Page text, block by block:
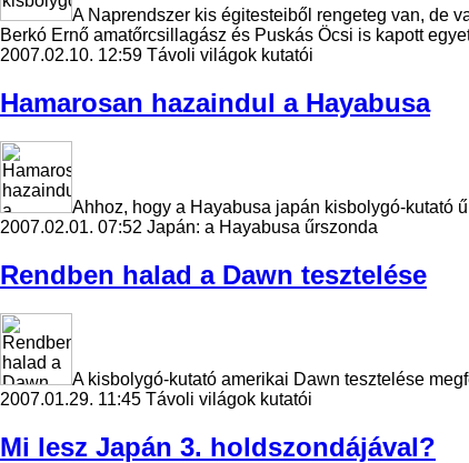
A Naprendszer kis égitesteiből rengeteg van, de
Berkó Ernő amatőrcsillagász és Puskás Öcsi is kapott
2007.02.10. 12:59 Távoli világok kutatói
Hamarosan hazaindul a Hayabusa
Ahhoz, hogy a Hayabusa japán kisbolygó-kutató
2007.02.01. 07:52 Japán: a Hayabusa űrszonda
Rendben halad a Dawn tesztelése
A kisbolygó-kutató amerikai Dawn tesztelése
2007.01.29. 11:45 Távoli világok kutatói
Mi lesz Japán 3. holdszondájával?